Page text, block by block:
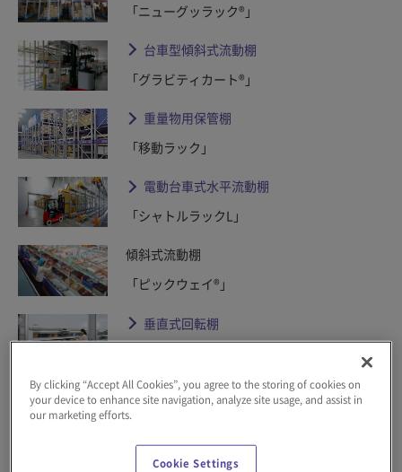
「ニューグッラック®」
台車型傾斜式流動棚
「グラビティカート®」
重量物用保管棚
「移動ラック」
電動台車式水平流動棚
「シャトルラックL」
傾斜式流動棚
「ピックウェイ®」
垂直式回転棚
コンベヤシステム
「コンべイングフローシステム」
無人搬送車
By clicking “Accept All Cookies”, you agree to the storing of cookies on
your device to enhance site navigation, analyze site usage, and assist in
our marketing efforts.
Cookie Settings